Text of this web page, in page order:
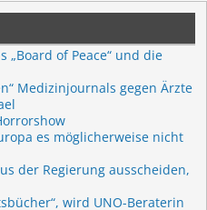
„Board of Peace“ und die
Medizinjournals gegen Ärzte
es möglicherweise nicht
der Regierung ausscheiden,
wird UNO-Beraterin